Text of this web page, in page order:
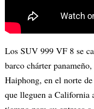
Los SUV 999 VF 8 se
barco chárter
Haiphong, en el norte
que lleguen a California